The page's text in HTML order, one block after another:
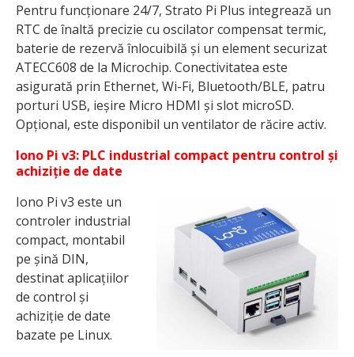
Pentru funcționare 24/7, Strato Pi Plus integrează un
RTC de înaltă precizie cu oscilator compensat termic,
baterie de rezervă înlocuibilă și un element securizat
ATECC608 de la Microchip. Conectivitatea este
asigurată prin Ethernet, Wi-Fi, Bluetooth/BLE, patru
porturi USB, ieșire Micro HDMI și slot microSD.
Opțional, este disponibil un ventilator de răcire activ.
Iono Pi v3: PLC industrial compact pentru control și
achiziție de date
Iono Pi v3 este un
controler industrial
compact, montabil
pe șină DIN,
destinat aplicațiilor
de control și
achiziție de date
bazate pe Linux.